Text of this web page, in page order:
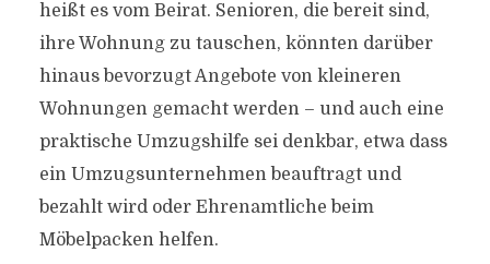
heißt es vom Beirat. Senioren, die bereit sind,
ihre Wohnung zu tauschen, könnten darüber
hinaus bevorzugt Angebote von kleineren
Wohnungen gemacht werden – und auch eine
praktische Umzugshilfe sei denkbar, etwa dass
ein Umzugsunternehmen beauftragt und
bezahlt wird oder Ehrenamtliche beim
Möbelpacken helfen.